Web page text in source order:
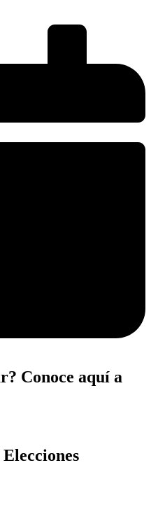
Conoce aquí a